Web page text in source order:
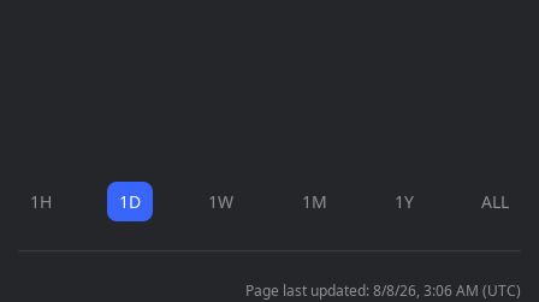
1H 1D 1W 1M 1Y ALL
Page last updated: 8/8/26, 3:06 AM (UTC)